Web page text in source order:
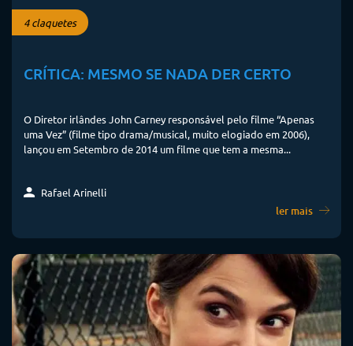
4 claquetes
CRÍTICA: MESMO SE NADA DER CERTO
O Diretor irlândes John Carney responsável pelo filme “Apenas
uma Vez” (filme tipo drama/musical, muito elogiado em 2006),
lançou em Setembro de 2014 um filme que tem a mesma...
Rafael Arinelli
ler mais